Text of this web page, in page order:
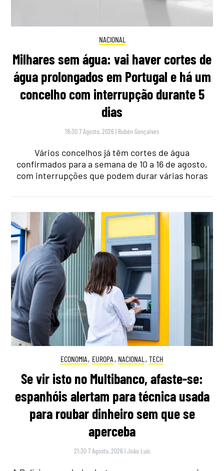
NACIONAL
Milhares sem água: vai haver cortes de
água prolongados em Portugal e há um
concelho com interrupção durante 5
dias
18:30 7 Agosto, 2026 | Rubén Gonçalves
Vários concelhos já têm cortes de água
confirmados para a semana de 10 a 16 de agosto,
com interrupções que podem durar várias horas
ECONOMIA, EUROPA , NACIONAL , TECH
Se vir isto no Multibanco, afaste-se:
espanhóis alertam para técnica usada
para roubar dinheiro sem que se
aperceba
21:30 7 Agosto, 2026 |João Luís